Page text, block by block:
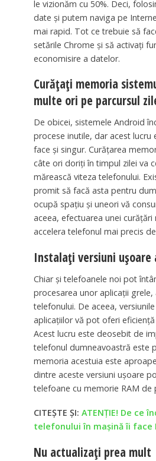
le vizionăm cu 50%. Deci,
date și putem naviga pe
mai rapid. Tot ce trebuie să
setările Chrome și să activați
economisire a datelor.
Curățați memoria
multe ori pe parcursul
De obicei, sistemele Android
procese inutile, dar acest lucru
face și singur. Curățarea
câte ori doriți în timpul zilei va
mărească viteza telefonului.
promit să facă asta pentru
ocupă spațiu și uneori vă
aceea, efectuarea unei curățări
accelera telefonul mai precis
Instalați versiuni
Chiar și telefoanele noi pot
procesarea unor aplicații
telefonului. De aceea,
aplicațiilor vă pot oferi
Acest lucru este deosebit de
telefonul dumneavoastră este
memoria acestuia este
dintre aceste versiuni ușoare
telefoane cu memorie RAM de
CITEȘTE ȘI: ATENȚIE! De ce
telefonului în mașină îi face
Nu actualizați prea mult